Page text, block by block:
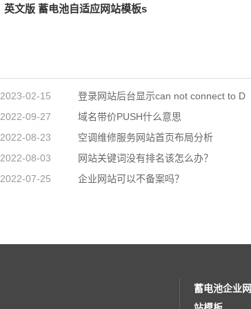
英文版 蓄电池自适应网站模板s
2023-02-15 登录网站后台显示can not connect to D
2022-09-27 域名带价PUSH什么意思
2022-08-23 空调维修服务网站首页布局分析
2022-08-03 网站关键词没有排名该怎么办？
2022-07-25 企业网站可以不备案吗？
蓄电池企业网